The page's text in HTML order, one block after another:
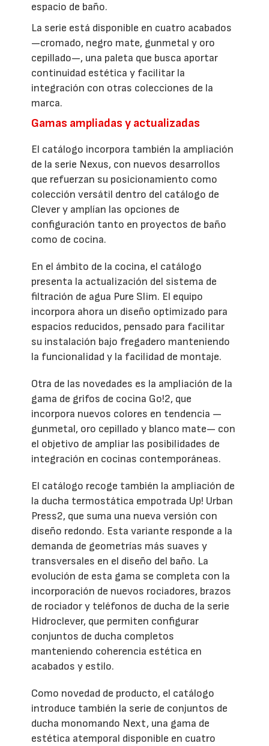
espacio de baño.
La serie está disponible en cuatro acabados
—cromado, negro mate, gunmetal y oro
cepillado—, una paleta que busca aportar
continuidad estética y facilitar la
integración con otras colecciones de la
marca.
Gamas ampliadas y actualizadas
El catálogo incorpora también la ampliación
de la serie Nexus, con nuevos desarrollos
que refuerzan su posicionamiento como
colección versátil dentro del catálogo de
Clever y amplían las opciones de
configuración tanto en proyectos de baño
como de cocina.
En el ámbito de la cocina, el catálogo
presenta la actualización del sistema de
filtración de agua Pure Slim. El equipo
incorpora ahora un diseño optimizado para
espacios reducidos, pensado para facilitar
su instalación bajo fregadero manteniendo
la funcionalidad y la facilidad de montaje.
Otra de las novedades es la ampliación de la
gama de grifos de cocina Go!2, que
incorpora nuevos colores en tendencia —
gunmetal, oro cepillado y blanco mate— con
el objetivo de ampliar las posibilidades de
integración en cocinas contemporáneas.
El catálogo recoge también la ampliación de
la ducha termostática empotrada Up! Urban
Press2, que suma una nueva versión con
diseño redondo. Esta variante responde a la
demanda de geometrías más suaves y
transversales en el diseño del baño. La
evolución de esta gama se completa con la
incorporación de nuevos rociadores, brazos
de rociador y teléfonos de ducha de la serie
Hidroclever, que permiten configurar
conjuntos de ducha completos
manteniendo coherencia estética en
acabados y estilo.
Como novedad de producto, el catálogo
introduce también la serie de conjuntos de
ducha monomando Next, una gama de
estética atemporal disponible en cuatro